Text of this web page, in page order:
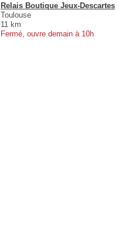
Relais Boutique Jeux-Descartes
Toulouse
11 km
Fermé, ouvre demain à 10h